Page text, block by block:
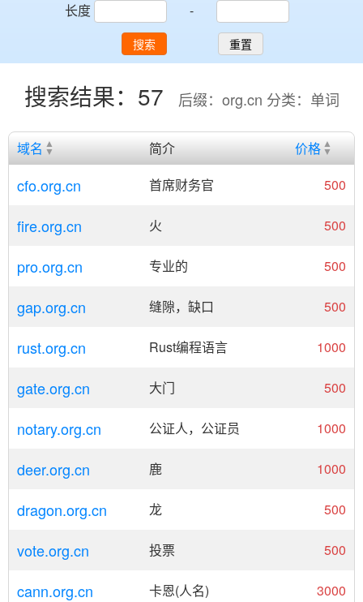
长度
-
搜索 重置
搜索结果：57 后缀：org.cn 分类：单词
域名 简介 价格
cfo.org.cn 首席财务官 500
fire.org.cn 火 500
pro.org.cn 专业的 500
gap.org.cn 缝隙，缺口 500
rust.org.cn Rust编程语言 1000
gate.org.cn 大门 500
notary.org.cn 公证人，公证员 1000
deer.org.cn 鹿 1000
dragon.org.cn 龙 500
vote.org.cn 投票 500
cann.org.cn 卡恩(人名) 3000